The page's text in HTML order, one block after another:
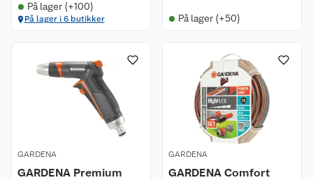
På lager (+100)
På lager i 6 butikker På lager (+50)
GARDENA
GARDENA Premium
GARDENA
GARDENA Comfort